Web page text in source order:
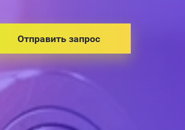
Отправить запрос